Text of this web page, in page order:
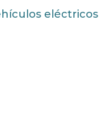
eléctricos